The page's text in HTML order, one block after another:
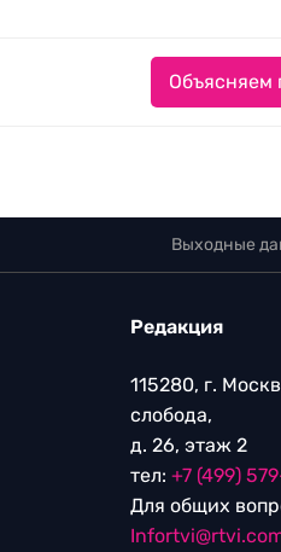
Объясняем
Выходные
Редакция
115280, г.
слобода,
д. 26, этаж 2
тел: +7 (499)
Для общих